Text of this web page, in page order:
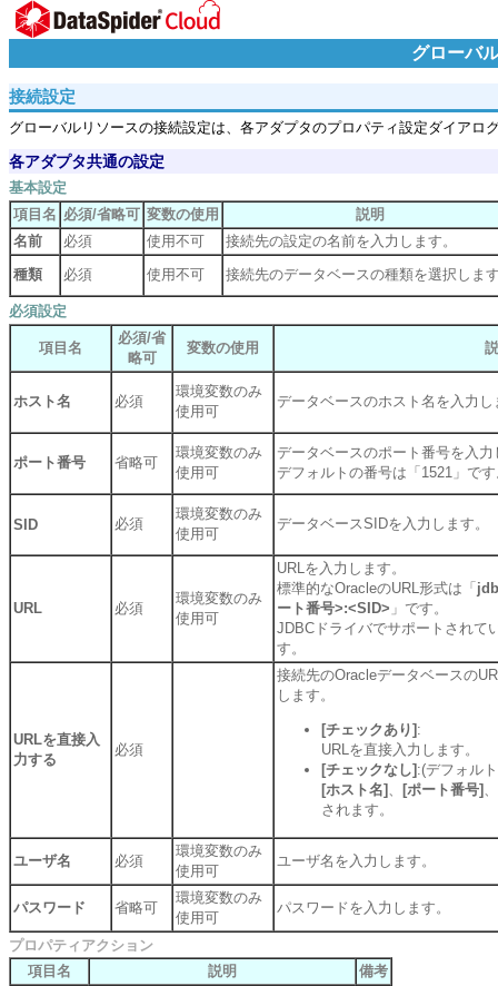
グローバ
接続設定
グローバルリソースの接続設定は、各アダプタのプロパティ設定ダイアロ
各アダプタ共通の設定
基本設定
項目名 必須/省略可 変数の使用
説明
名前
必須 使用不可
接続先の設定の名前を入力します。
種類
必須 使用不可 接続先のデータベースの種類を選択しま
必須設定
項目名
必須/省
略可
変数の使用
ホスト名 必須
環境変数のみ
使用可
データベースのホスト名を入力し
ポート番号 省略可
環境変数のみ
使用可
データベースのポート番号を入力
デフォルトの番号は「1521」で
SID 必須
環境変数のみ
使用可
データベースSIDを入力します。
URL 必須
環境変数のみ
使用可
URLを入力します。
標準的なOracleのURL形式は「
ート番号>:<SID> 」です。
JDBCドライバでサポートされて
す。
URLを直接入
力する
必須
接続先のOracleデータベースの
します。
[チェックあり] :
URLを直接入力します。
[チェックなし] :(デフォル
[ホスト名] 、 [ポート番号] 、
されます。
ユーザ名 必須
環境変数のみ
使用可
ユーザ名を入力します。
パスワード 省略可
環境変数のみ
使用可
パスワードを入力します。
プロパティアクション
項目名
説明
備考